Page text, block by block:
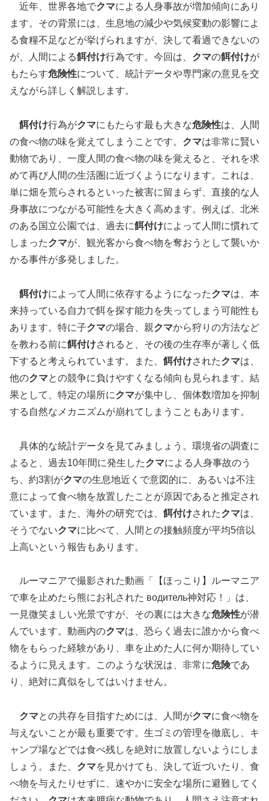
近年、世界各地でクマによる人身事故が増加傾向にあり
ます。その背景には、生息地の減少や気候変動の影響によ
る食糧不足などが挙げられますが、決して看過できないの
が、人間による餌付け行為です。今回は、 クマの餌付けが
もたらす危険性について、統計データや専門家の意見を交
えながら詳しく解説します。
餌付け行為がクマにもたらす最も大きな危険性は、人間
の食べ物の味を覚えてしまうことです。 クマは非常に賢い
動物であり、一度人間の食べ物の味を覚えると、それを求
めて再び人間の生活圏に近づくようになります。これは、
単に畑を荒らされるといった被害に留まらず、直接的な人
身事故につながる可能性を大きく高めます。例えば、北米
のある国立公園では、過去に餌付けによって人間に慣れて
しまったクマが、観光客から食べ物を奪おうとして襲いか
かる事件が多発しました。
餌付けによって人間に依存するようになったクマは、本
来持っている自力で餌を探す能力を失ってしまう可能性も
あります。特に子クマの場合、親クマから狩りの方法など
を教わる前に餌付けされると、その後の生存率が著しく低
下すると考えられています。また、 餌付けされたクマは、
他のクマとの競争に負けやすくなる傾向も見られます。結
果として、特定の場所にクマが集中し、個体数増加を抑制
する自然なメカニズムが崩れてしまうこともあります。
具体的な統計データを見てみましょう。環境省の調査に
よると、過去10年間に発生したクマによる人身事故のう
ち、約3割がクマの生息地近くで意図的に、あるいは不注
意によって食べ物を放置したことが原因であると推定され
ています。また、海外の研究では、 餌付けされたクマは、
そうでないクマに比べて、人間との接触頻度が平均5倍以
上高いという報告もあります。
ルーマニアで撮影された動画「【ほっこり】ルーマニア
で車を止めたら熊にお礼された водитель神対応！」は、
一見微笑ましい光景ですが、その裏には大きな危険性が潜
んでいます。動画内のクマは、恐らく過去に誰かから食べ
物をもらった経験があり、車を止めた人に何か期待してい
るように見えます。このような状況は、非常に危険であ
り、絶対に真似をしてはいけません。
クマとの共存を目指すためには、人間がクマに食べ物を
与えないことが最も重要です。生ゴミの管理を徹底し、キ
ャンプ場などでは食べ残しを絶対に放置しないようにしま
しょう。また、 クマを見かけても、決して近づいたり、食
べ物を与えたりせずに、速やかに安全な場所に避難してく